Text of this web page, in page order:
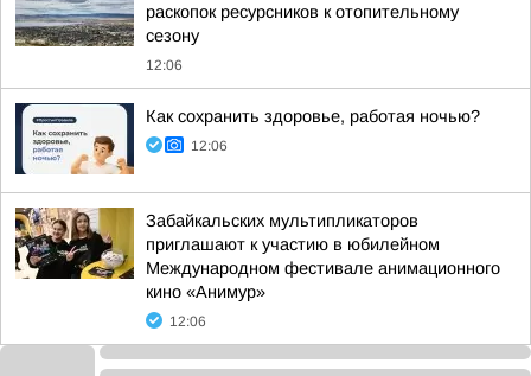
раскопок ресурсников к отопительному
сезону
12:06
Как сохранить здоровье, работая ночью?
12:06
Забайкальских мультипликаторов
приглашают к участию в юбилейном
Международном фестивале анимационного
кино «Анимур»
12:06